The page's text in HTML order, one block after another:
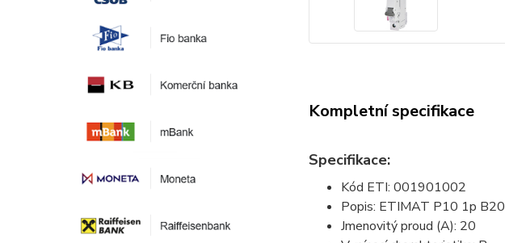
Kompletní specifikace
Specifikace:
Kód ETI: 001901002
Popis: ETIMAT P10 1p B20
Jmenovitý proud (A): 20